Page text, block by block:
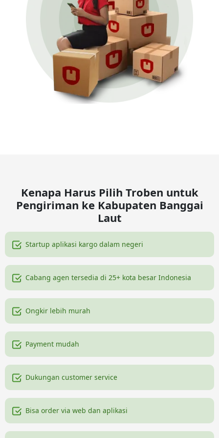
Kenapa Harus Pilih Troben untuk
Pengiriman ke Kabupaten Banggai
Laut
Startup aplikasi kargo dalam negeri
Cabang agen tersedia di 25+ kota besar Indonesia
Ongkir lebih murah
Payment mudah
Dukungan customer service
Bisa order via web dan aplikasi